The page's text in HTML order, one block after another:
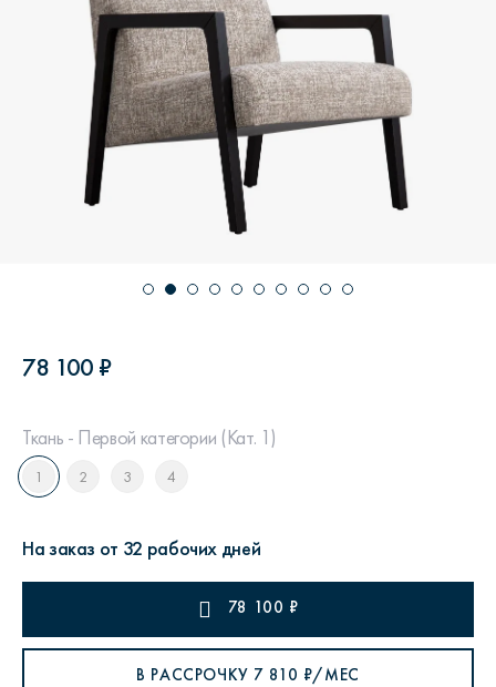
Кресло Энди
Кровать Ньюбери
Стул Престон
78 100 ₽
Ткань - Первой категории (Кат. 1)
1 2 3 4
На заказ от 32 рабочих дней
78 100 ₽
В РАССРОЧКУ 7 810 ₽/МЕС